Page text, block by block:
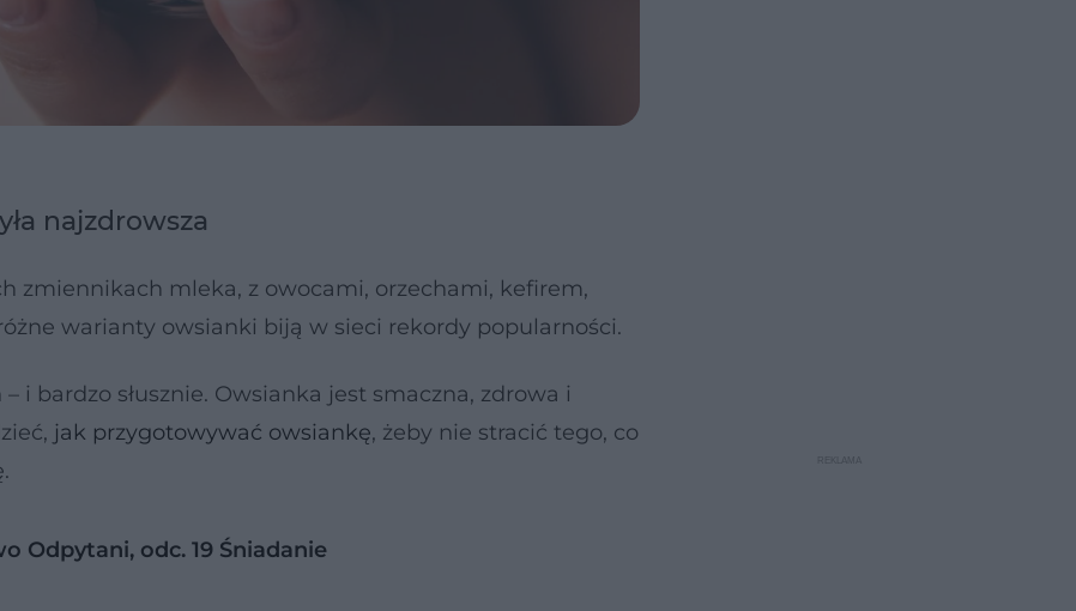
najzdrowsza
zmiennikach mleka, z owocami, orzechami, kefirem,
warianty owsianki biją w sieci rekordy popularności.
i bardzo słusznie. Owsianka jest smaczna, zdrowa i
jak przygotowywać owsiankę, żeby nie stracić tego, co
Odpytani, odc. 19 Śniadanie